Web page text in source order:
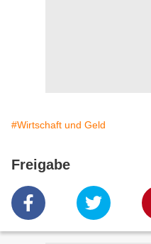
#Wirtschaft und Geld
Freigabe